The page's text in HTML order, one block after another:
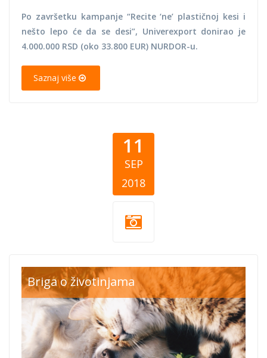
Po završetku kampanje “Recite ‘ne’ plastičnoj kesi i
nešto lepo će da se desi”, Univerexport donirao je
4.000.000 RSD (oko 33.800 EUR) NURDOR-u.
Saznaj više
11
SEP
2018
cat and dog.jpg
Briga o životinjama